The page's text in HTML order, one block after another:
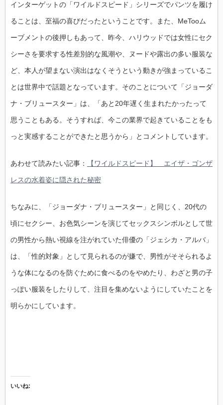
インターゲットの「ワイルドスピード」シリーズでパンツを履け
ることは、至福の喜びだったということです。また、MeTooム
ーブメントの後押しもあって、昨今、ハリウッドでは女性にセク
シーさを要求する性差別的な風潮や、ヌードや露出の多い服装な
ど、本人が望まない演出はなくそうという動きが強まっているこ
とは世界中で話題となっています。そのことについて「ジョーダ
ナ・ブリュースター」は、「あと20年遅く生まれたかったって
思うこともある。そうすれば、今この業界で起きていることをも
っと実感することができたと思うから」とコメントしています。
あわせて読みたい記事： 【ワイルドスピード】 エイザ・ゴンザ
レスの水着姿に隠された秘密
ちなみに、「ジョーダナ・ブリュースター」と同じく、20代の
頃にセクシー、お色気シーンを演じてセックスシンボルとして世
の男性から熱い視線を注がれていた俳優の「ジェシカ・アルバ」
は、「性的対象」として見られるのが嫌で、男性がそそられるよ
うな体になるのを防ぐために食べるのをやめたり、わざと男の子
っぽい服装をしたりして、注目を集めないようにしていたことを
明らかにしています。
いいね: